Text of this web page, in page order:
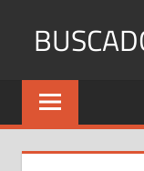
Identifica
Números
y